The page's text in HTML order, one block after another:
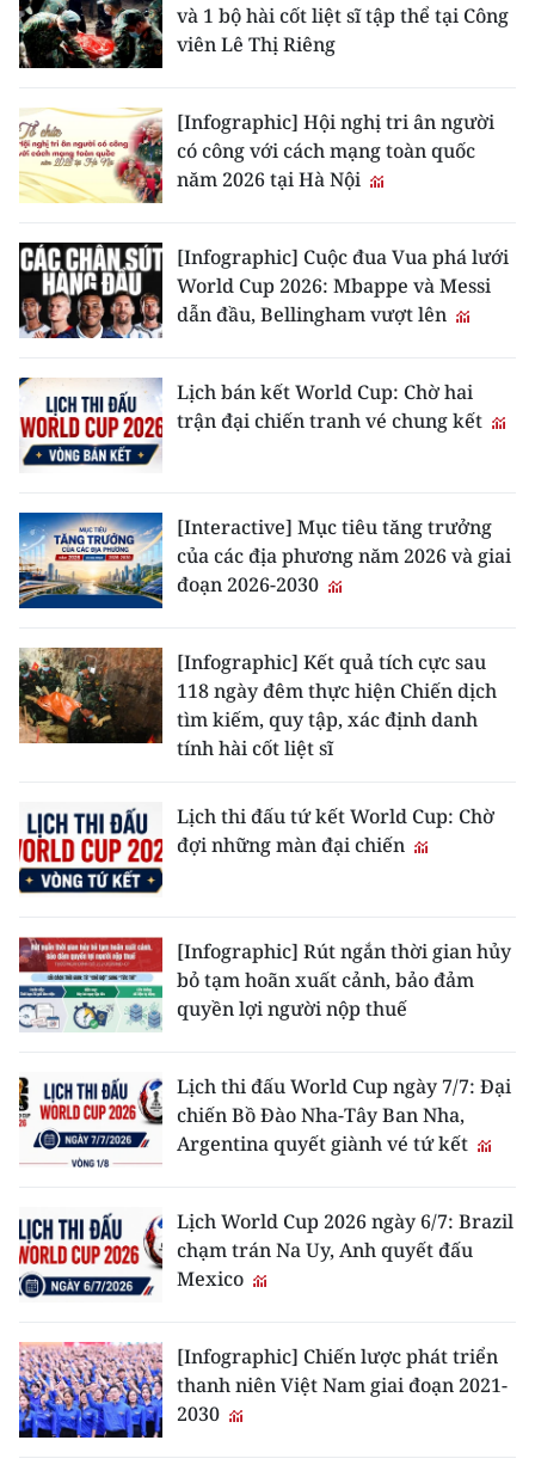
và 1 bộ hài cốt liệt sĩ tập thể tại Công
viên Lê Thị Riêng
[Infographic] Hội nghị tri ân người
có công với cách mạng toàn quốc
năm 2026 tại Hà Nội
[Infographic] Cuộc đua Vua phá lưới
World Cup 2026: Mbappe và Messi
dẫn đầu, Bellingham vượt lên
Lịch bán kết World Cup: Chờ hai
trận đại chiến tranh vé chung kết
[Interactive] Mục tiêu tăng trưởng
của các địa phương năm 2026 và giai
đoạn 2026-2030
[Infographic] Kết quả tích cực sau
118 ngày đêm thực hiện Chiến dịch
tìm kiếm, quy tập, xác định danh
tính hài cốt liệt sĩ
Lịch thi đấu tứ kết World Cup: Chờ
đợi những màn đại chiến
[Infographic] Rút ngắn thời gian hủy
bỏ tạm hoãn xuất cảnh, bảo đảm
quyền lợi người nộp thuế
Lịch thi đấu World Cup ngày 7/7: Đại
chiến Bồ Đào Nha-Tây Ban Nha,
Argentina quyết giành vé tứ kết
Lịch World Cup 2026 ngày 6/7: Brazil
chạm trán Na Uy, Anh quyết đấu
Mexico
[Infographic] Chiến lược phát triển
thanh niên Việt Nam giai đoạn 2021-
2030